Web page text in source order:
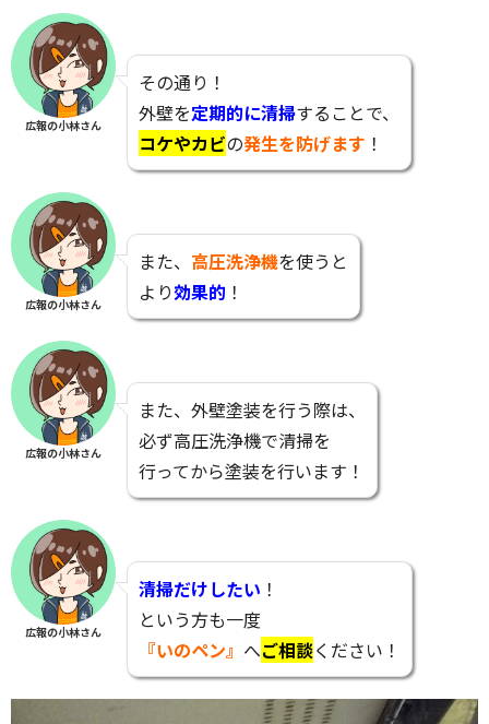
広報の小林さん
その通り！
外壁を定期的に清掃することで、
コケやカビの発生を防げます ！
広報の小林さん
また、 高圧洗浄機を使うと
より効果的 ！
広報の小林さん
また、外壁塗装を行う際は、
必ず高圧洗浄機で清掃を
行ってから塗装を行います！
広報の小林さん
清掃だけしたい ！
という方も一度
『いのペン』 へご相談ください！